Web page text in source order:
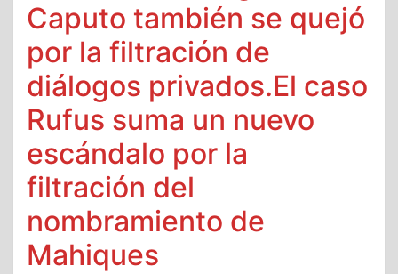
Caputo también se quejó
por la filtración de
diálogos privados.El caso
Rufus suma un nuevo
escándalo por la
filtración del
nombramiento de
Mahiques